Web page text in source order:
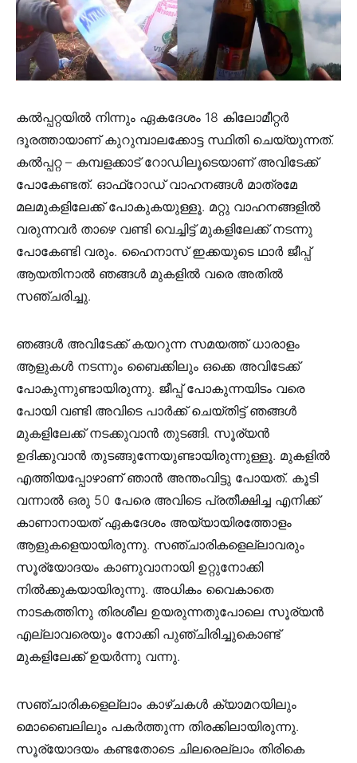
കൽപ്പറ്റയിൽ നിന്നും ഏകദേശം 18 കിലോമീറ്റർ
ദൂരത്തായാണ് കുറുമ്പാലക്കോട്ട സ്ഥിതി ചെയ്യുന്നത്.
കൽപ്പറ്റ – കമ്പളക്കാട് റോഡിലൂടെയാണ് അവിടേക്ക്
പോകേണ്ടത്. ഓഫ്റോഡ് വാഹനങ്ങൾ മാത്രമേ
മലമുകളിലേക്ക് പോകുകയുള്ളൂ. മറ്റു വാഹനങ്ങളിൽ
വരുന്നവർ താഴെ വണ്ടി വെച്ചിട്ട് മുകളിലേക്ക് നടന്നു
പോകേണ്ടി വരും. ഹൈനാസ്‌ ഇക്കയുടെ ഥാർ ജീപ്പ്
ആയതിനാൽ ഞങ്ങൾ മുകളിൽ വരെ അതിൽ
സഞ്ചരിച്ചു.
ഞങ്ങൾ അവിടേക്ക് കയറുന്ന സമയത്ത് ധാരാളം
ആളുകൾ നടന്നും ബൈക്കിലും ഒക്കെ അവിടേക്ക്
പോകുന്നുണ്ടായിരുന്നു. ജീപ്പ് പോകുന്നയിടം വരെ
പോയി വണ്ടി അവിടെ പാർക്ക് ചെയ്തിട്ട് ഞങ്ങൾ
മുകളിലേക്ക് നടക്കുവാൻ തുടങ്ങി. സൂര്യൻ
ഉദിക്കുവാൻ തുടങ്ങുന്നേയുണ്ടായിരുന്നുള്ളൂ. മുകളിൽ
എത്തിയപ്പോഴാണ് ഞാൻ അന്തംവിട്ടു പോയത്. കൂടി
വന്നാൽ ഒരു 50 പേരെ അവിടെ പ്രതീക്ഷിച്ച എനിക്ക്
കാണാനായത് ഏകദേശം അയ്യായിരത്തോളം
ആളുകളെയായിരുന്നു. സഞ്ചാരികളെല്ലാവരും
സൂര്യോദയം കാണുവാനായി ഉറ്റുനോക്കി
നിൽക്കുകയായിരുന്നു. അധികം വൈകാതെ
നാടകത്തിനു തിരശീല ഉയരുന്നതുപോലെ സൂര്യൻ
എല്ലാവരെയും നോക്കി പുഞ്ചിരിച്ചുകൊണ്ട്
മുകളിലേക്ക് ഉയർന്നു വന്നു.
സഞ്ചാരികളെല്ലാം കാഴ്ചകൾ ക്യാമറയിലും
മൊബൈലിലും പകർത്തുന്ന തിരക്കിലായിരുന്നു.
സൂര്യോദയം കണ്ടതോടെ ചിലരെല്ലാം തിരികെ